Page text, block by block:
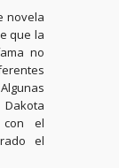
novela
que la
no
con el
el